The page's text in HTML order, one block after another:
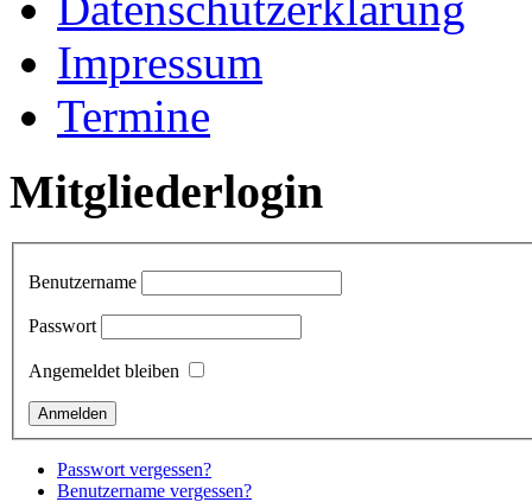
Impressum
Termine
Mitgliederlogin
Benutzername
Passwort
Angemeldet bleiben
Passwort vergessen?
Benutzername vergessen?